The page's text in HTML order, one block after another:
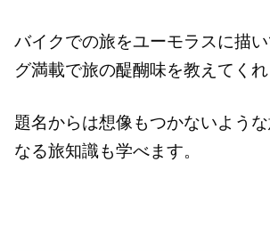
バイクでの旅をユーモラスに描
グ満載で旅の醍醐味を教えてくれ
題名からは想像もつかないよう
なる旅知識も学べます。